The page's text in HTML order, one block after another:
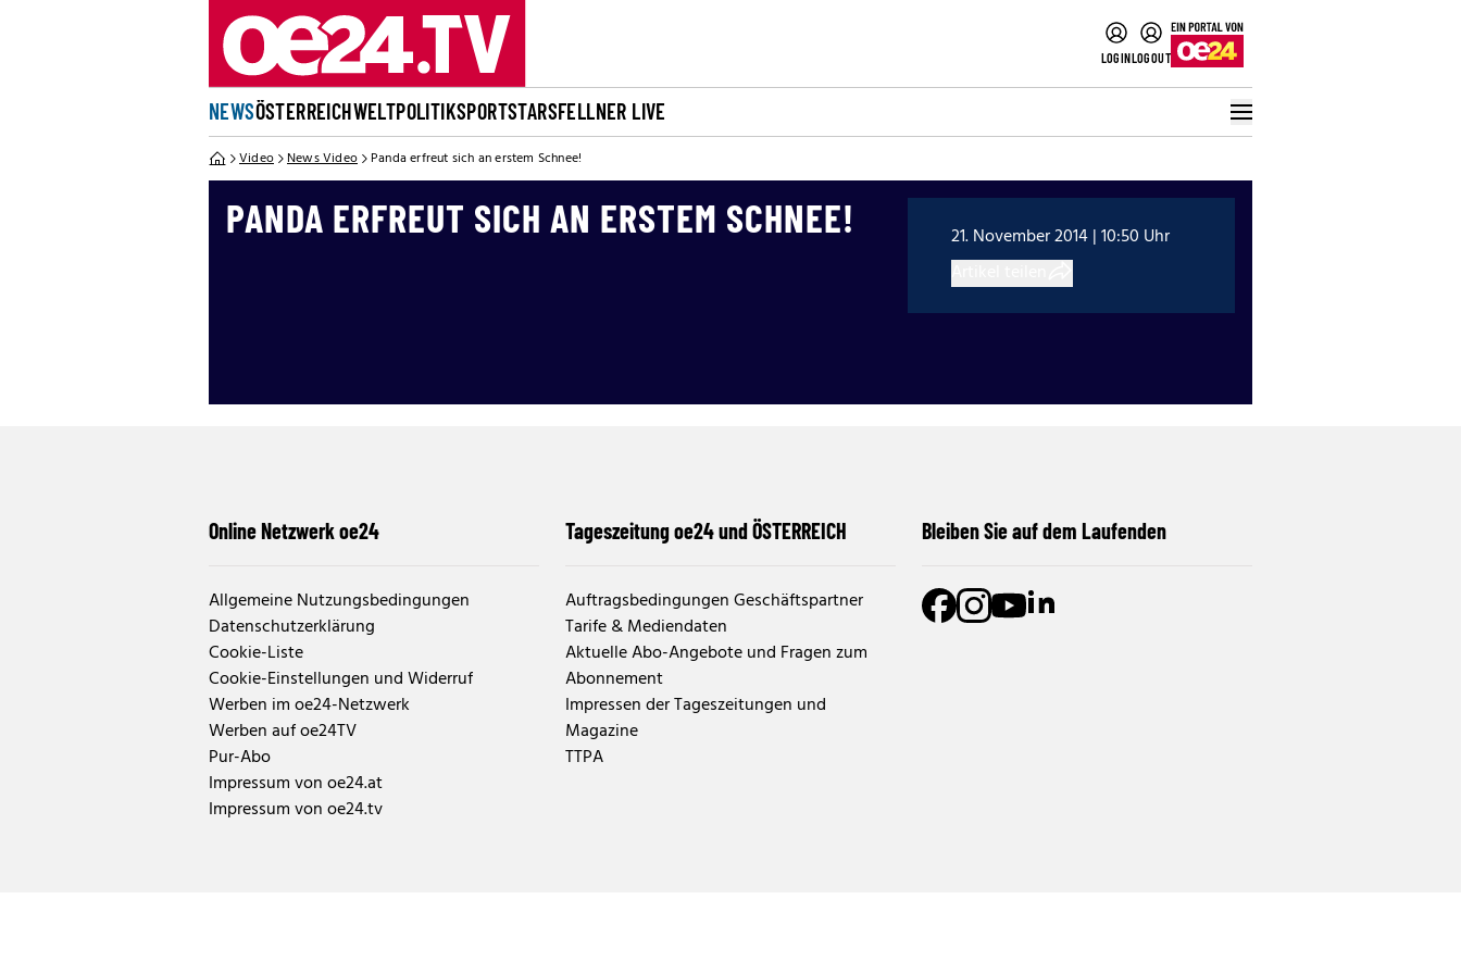
LOGINLOGOUT
NEWSÖSTERREICHWELTPOLITIKSPORTSTARSFELLNER LIVE
Video News Video Panda erfreut sich an erstem Schnee!
PANDA ERFREUT SICH AN ERSTEM SCHNEE!
21. November 2014 | 10:50 Uhr
Online Netzwerk oe24
Allgemeine Nutzungsbedingungen
Datenschutzerklärung
Cookie-Liste
Cookie-Einstellungen und Widerruf
Werben im oe24-Netzwerk
Werben auf oe24TV
Pur-Abo
Impressum von oe24.at
Impressum von oe24.tv
Tageszeitung oe24 und ÖSTERREICH
Auftragsbedingungen Geschäftspartner
Tarife & Mediendaten
Aktuelle Abo-Angebote und Fragen zum
Abonnement
Impressen der Tageszeitungen und
Magazine
TTPA
Bleiben Sie auf dem Laufenden